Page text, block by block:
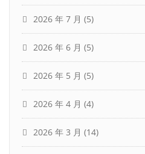
2026 年 7 月 (5)
2026 年 6 月 (5)
2026 年 5 月 (5)
2026 年 4 月 (4)
2026 年 3 月 (14)